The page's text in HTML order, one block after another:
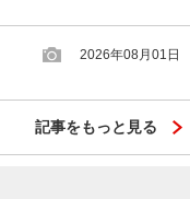
2026年08月01日
記事をもっと見る